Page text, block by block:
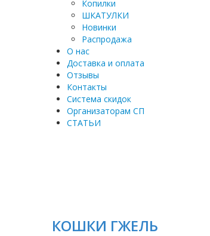
Копилки
ШКАТУЛКИ
Новинки
Распродажа
О нас
Доставка и оплата
Отзывы
Контакты
Система скидок
Организаторам СП
СТАТЬИ
КОШКИ ГЖЕЛЬ